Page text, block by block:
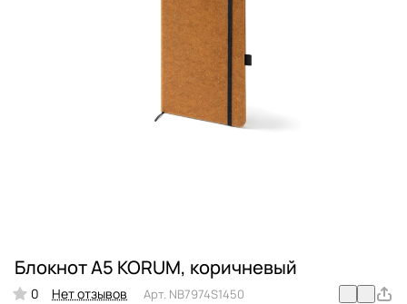
Блокнот А5 KORUM, коричневый
0 Нет отзывов Арт. NB7974S1450